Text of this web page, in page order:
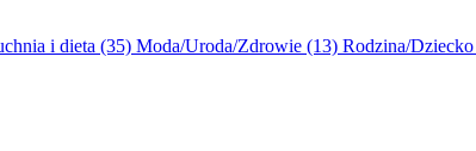
i dieta (35) Moda/Uroda/Zdrowie (13) Rodzina/Dziecko